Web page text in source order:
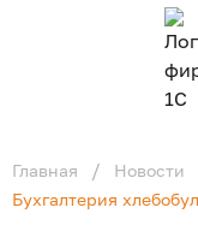
Главная / Новости
Бухгалтерия